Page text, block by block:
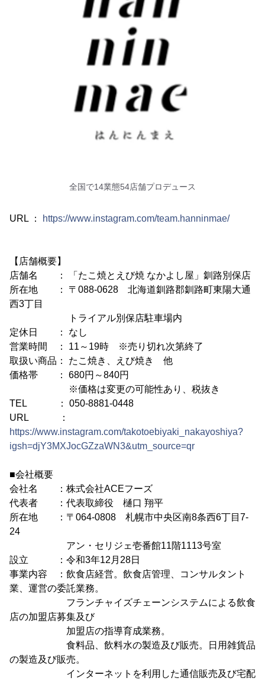
全国で14業態54店舗プロデュース
URL ： https://www.instagram.com/team.hanninmae/
【店舗概要】
店舗名 ： 「たこ焼とえび焼 なかよし屋」釧路別保店
所在地 ： 〒088-0628 北海道釧路郡釧路町東陽大通
西3丁目
トライアル別保店駐車場内
定休日 ： なし
営業時間 ： 11～19時 ※売り切れ次第終了
取扱い商品： たこ焼き、えび焼き 他
価格帯 ： 680円～840円
※価格は変更の可能性あり、税抜き
TEL ： 050-8881-0448
URL ：
https://www.instagram.com/takotoebiyaki_nakayoshiya?
igsh=djY3MXJocGZzaWN3&utm_source=qr
■会社概要
会社名 ：株式会社ACEフーズ
代表者 ：代表取締役 樋口 翔平
所在地 ：〒064-0808 札幌市中央区南8条西6丁目7-
24
アン・セリジェ壱番館11階1113号室
設立 ：令和3年12月28日
事業内容 ：飲食店経営。飲食店管理、コンサルタント
業、運営の委託業務。
フランチャイズチェーンシステムによる飲食
店の加盟店募集及び
加盟店の指導育成業務。
食料品、飲料水の製造及び販売。日用雑貨品
の製造及び販売。
インターネットを利用した通信販売及び宅配